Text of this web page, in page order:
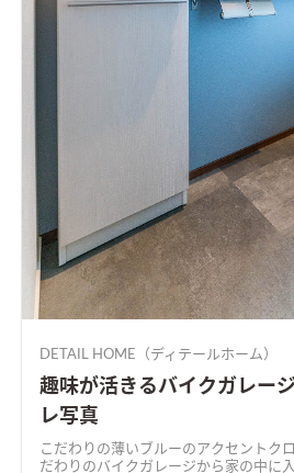
DETAIL HOME（ディテールホーム）
趣味が活きるバイクガレー
レ写真
こだわりの薄いブルーのアクセントク
だわりのバイクガレージから家の中に